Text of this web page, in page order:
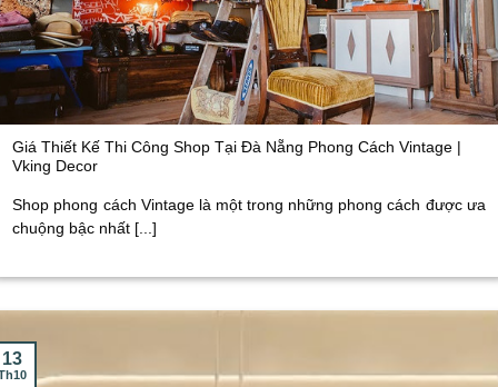
Giá Thiết Kế Thi Công Shop Tại Đà Nẵng Phong Cách Vintage |
Vking Decor
Shop phong cách Vintage là một trong những phong cách được ưa
chuộng bậc nhất [...]
13